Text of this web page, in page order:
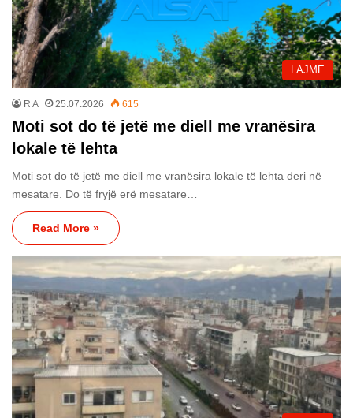
LAJME
R A 25.07.2026 615
Moti sot do të jetë me diell me vranësira
lokale të lehta
Moti sot do të jetë me diell me vranësira lokale të lehta deri në
mesatare. Do të fryjë erë mesatare…
Read More »